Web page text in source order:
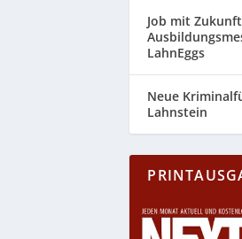
Job mit
LahnEggs
Neue
Lahnstein